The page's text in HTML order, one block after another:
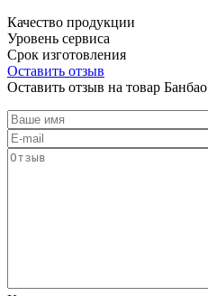
Качество продукции
Уровень сервиса
Срок изготовления
Оставить отзыв
Оставить отзыв на товар Банбао